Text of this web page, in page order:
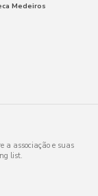
Medeiros
a associação e suas
list.